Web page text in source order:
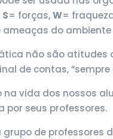
S= forças,W=
do
não são
de contas,
vida dos nossos
seus professores.
de professores